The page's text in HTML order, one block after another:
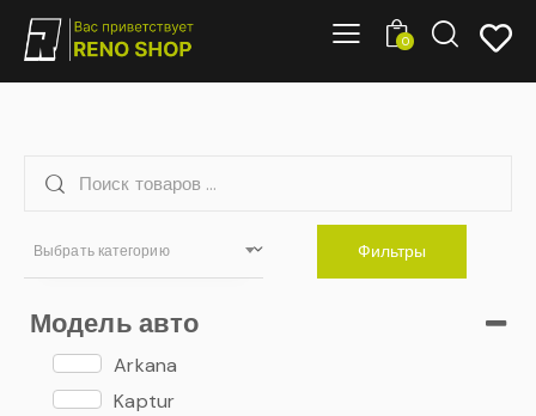
0
Выбрать категорию Фильтры
Модель авто
Arkana
Kaptur